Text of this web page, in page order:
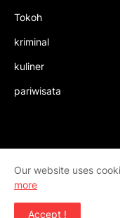
Tokoh
kriminal
kuliner
pariwisata
Our website uses
more
Accept !